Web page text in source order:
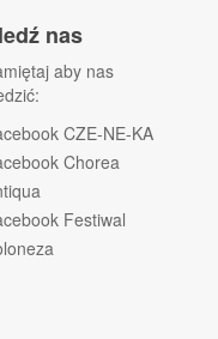
nas
aby nas
CZE-NE-KA
Chorea
Festiwal